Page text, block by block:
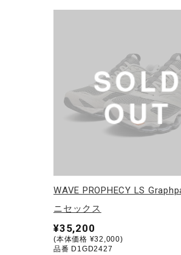
WAVE PROPHECY LS
ニセックス
¥35,200
(本体価格 ¥32,000)
品番 D1GD2427